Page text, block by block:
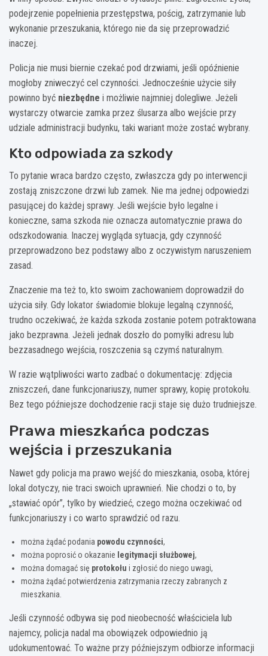
podejrzenie popełnienia przestępstwa, pościg, zatrzymanie lub
wykonanie przeszukania, którego nie da się przeprowadzić
inaczej.
Policja nie musi biernie czekać pod drzwiami, jeśli opóźnienie
mogłoby zniweczyć cel czynności. Jednocześnie użycie siły
powinno być niezbędne i możliwie najmniej dolegliwe. Jeżeli
wystarczy otwarcie zamka przez ślusarza albo wejście przy
udziale administracji budynku, taki wariant może zostać wybrany.
Kto odpowiada za szkody
To pytanie wraca bardzo często, zwłaszcza gdy po interwencji
zostają zniszczone drzwi lub zamek. Nie ma jednej odpowiedzi
pasującej do każdej sprawy. Jeśli wejście było legalne i
konieczne, sama szkoda nie oznacza automatycznie prawa do
odszkodowania. Inaczej wygląda sytuacja, gdy czynność
przeprowadzono bez podstawy albo z oczywistym naruszeniem
zasad.
Znaczenie ma też to, kto swoim zachowaniem doprowadził do
użycia siły. Gdy lokator świadomie blokuje legalną czynność,
trudno oczekiwać, że każda szkoda zostanie potem potraktowana
jako bezprawna. Jeżeli jednak doszło do pomyłki adresu lub
bezzasadnego wejścia, roszczenia są czymś naturalnym.
W razie wątpliwości warto zadbać o dokumentację: zdjęcia
zniszczeń, dane funkcjonariuszy, numer sprawy, kopię protokołu.
Bez tego późniejsze dochodzenie racji staje się dużo trudniejsze.
Prawa mieszkańca podczas
wejścia i przeszukania
Nawet gdy policja ma prawo wejść do mieszkania, osoba, której
lokal dotyczy, nie traci swoich uprawnień. Nie chodzi o to, by
„stawiać opór”, tylko by wiedzieć, czego można oczekiwać od
funkcjonariuszy i co warto sprawdzić od razu.
można żądać podania powodu czynności,
można poprosić o okazanie legitymacji służbowej,
można domagać się protokołu i zgłosić do niego uwagi,
można żądać potwierdzenia zatrzymania rzeczy zabranych z
mieszkania.
Jeśli czynność odbywa się pod nieobecność właściciela lub
najemcy, policja nadal ma obowiązek odpowiednio ją
udokumentować. To ważne przy późniejszym odbiorze informacji